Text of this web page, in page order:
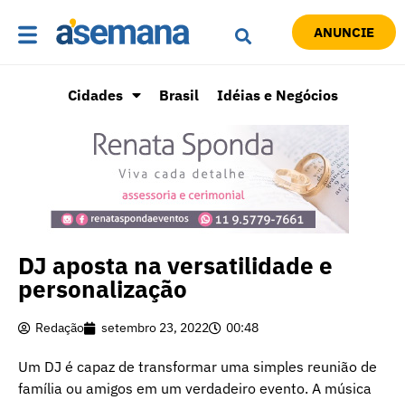
ANUNCIE
Cidades Brasil Idéias e Negócios
DJ aposta na versatilidade e
personalização
Redação setembro 23, 2022 00:48
Um DJ é capaz de transformar uma simples reunião de
família ou amigos em um verdadeiro evento. A música